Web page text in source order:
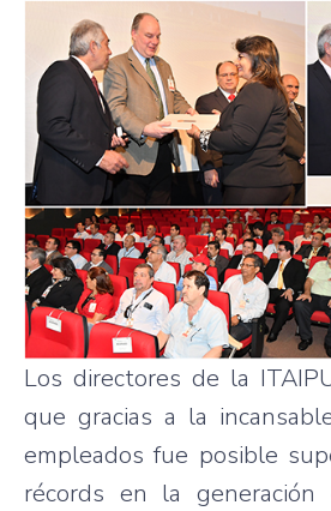
Los directores de la
que gracias a la
empleados fue posible
récords en la generación